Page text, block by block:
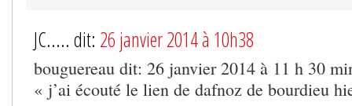
JC..... dit: 26 janvier 2014 à 10h38
bouguereau dit: 26 janvier 2014 à 11 h 30
« j’ai écouté le lien de dafnoz de bourdieu